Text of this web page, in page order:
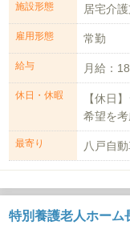
施設形態 居宅介
雇用形態 常勤
給与 月給：
休日・休暇
【休日
希望を
最寄り 八戸自
特別養護老人ホーム